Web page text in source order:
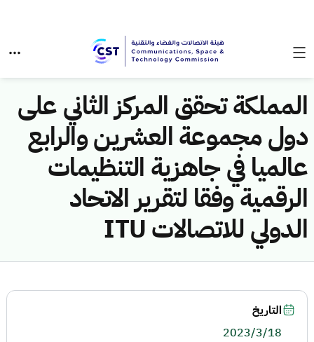
المملكة تحقق المركز الثاني على
دول مجموعة العشرين والرابع
عالميا في جاهزية التنظيمات
الرقمية وفقا لتقرير الاتحاد
الدولي للاتصالات ITU
التاريخ
2023/3/18